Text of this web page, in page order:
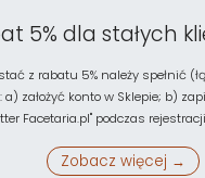
5% dla stałych
z rabatu 5% należy spełnić
założyć konto w Sklepie; b)
Facetaria.pl" podczas
Zobacz więcej →